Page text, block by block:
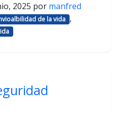
2025 por manfred
de la vida ,